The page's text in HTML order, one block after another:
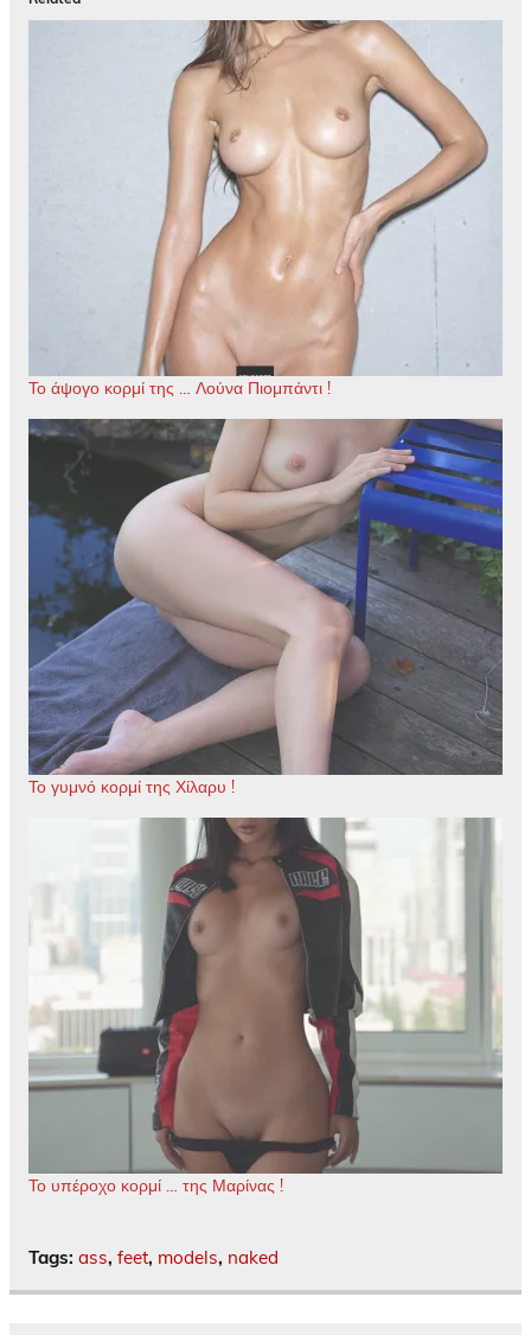
Το άψογο κορμί της … Λούνα Πιομπάντι !
Το γυμνό κορμί της Χίλαρυ !
Το υπέροχο κορμί … της Μαρίνας !
Tags: ass, feet, models, naked